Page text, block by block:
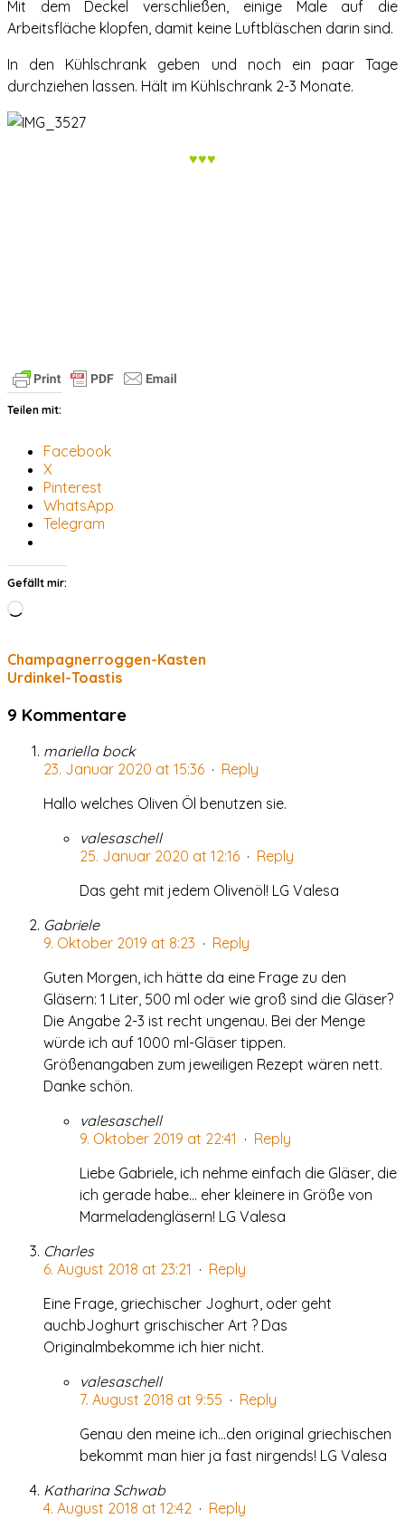
Mit dem Deckel verschließen, einige Male auf die
Arbeitsfläche klopfen, damit keine Luftbläschen darin sind.
In den Kühlschrank geben und noch ein paar Tage
durchziehen lassen. Hält im Kühlschrank 2-3 Monate.
♥♥♥
Teilen mit:
Facebook
X
Pinterest
WhatsApp
Telegram
Gefällt mir:
Wird
Champagnerroggen-Kasten
Urdinkel-Toastis
9 Kommentare
mariella bock
23. Januar 2020 at 15:36 · Reply
Hallo welches Oliven Öl benutzen sie.
valesaschell
25. Januar 2020 at 12:16 · Reply
Das geht mit jedem Olivenöl! LG Valesa
Gabriele
9. Oktober 2019 at 8:23 · Reply
Guten Morgen, ich hätte da eine Frage zu den
Gläsern: 1 Liter, 500 ml oder wie groß sind die Gläser?
Die Angabe 2-3 ist recht ungenau. Bei der Menge
würde ich auf 1000 ml-Gläser tippen.
Größenangaben zum jeweiligen Rezept wären nett.
Danke schön.
valesaschell
9. Oktober 2019 at 22:41 · Reply
Liebe Gabriele, ich nehme einfach die Gläser, die
ich gerade habe… eher kleinere in Größe von
Marmeladengläsern! LG Valesa
Charles
6. August 2018 at 23:21 · Reply
Eine Frage, griechischer Joghurt, oder geht
auchbJoghurt grischischer Art ? Das
Originalmbekomme ich hier nicht.
valesaschell
7. August 2018 at 9:55 · Reply
Genau den meine ich…den original griechischen
bekommt man hier ja fast nirgends! LG Valesa
Katharina Schwab
4. August 2018 at 12:42 · Reply